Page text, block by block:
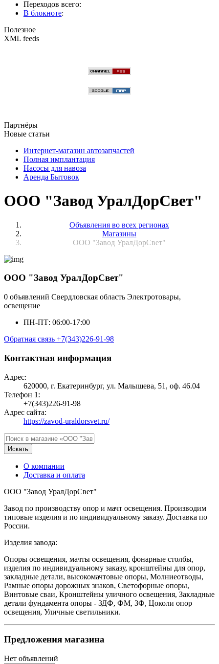
Переходов всего:
В блокноте:
Полезное
XML feeds
Партнёры
Новые статьи
Интернет-магазин автозапчастей
Полная имплантация
Насосы для навоза
Аренда Бытовок
ООО "Завод УралДорСвет"
Объявления во всех регионах
Магазины
ООО "Завод УралДорСвет"
ООО "Завод УралДорСвет"
0 объявлений Свердловская область Электротовары,
освещение
ПН-ПТ: 06:00-17:00
Обратная связь +7(343)226-91-98
Контактная информация
Адрес:
620000, г. Екатеринбург, ул. Малышева, 51, оф. 46.04
Телефон 1:
+7(343)226-91-98
Адрес сайта:
https://zavod-uraldorsvet.ru/
Искать
О компании
Доставка и оплата
ООО "Завод УралДорСвет"
Завод по производству опор и мачт освещения. Производим
типовые изделия и по индивидуальному заказу. Доставка по
России.
Изделия завода:
Опоры освещения, мачты освещения, фонарные столбы,
изделия по индивидуальному заказу, кронштейны для опор,
закладные детали, высокомачтовые опоры, Молниеотводы,
Рамные опоры дорожных знаков, Светофорные опоры,
Винтовые сваи, Кронштейны уличного освещения, Закладные
детали фундамента опоры - ЗДФ, ФМ, ЗФ, Цоколи опор
освещения, Уличные светильники.
Предложения магазина
Нет объявлений